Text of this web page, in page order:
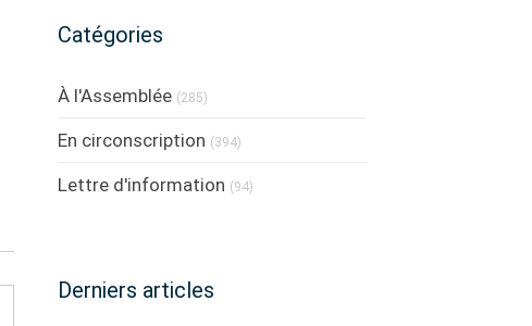
Catégories
À l'Assemblée (285)
En circonscription (394)
Lettre d'information (94)
Derniers articles